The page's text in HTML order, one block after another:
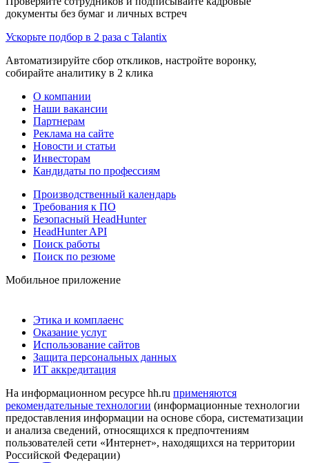
документы без бумаг и личных встреч
Ускорьте подбор в 2 раза с Talantix
Автоматизируйте сбор откликов, настройте воронку,
собирайте аналитику в 2 клика
О компании
Наши вакансии
Партнерам
Реклама на сайте
Новости и статьи
Инвесторам
Кандидаты по профессиям
Производственный календарь
Требования к ПО
Безопасный HeadHunter
HeadHunter API
Поиск работы
Поиск по резюме
Мобильное приложение
Этика и комплаенс
Оказание услуг
Использование сайтов
Защита персональных данных
ИТ аккредитация
На информационном ресурсе hh.ru применяются
рекомендательные технологии (информационные технологии
предоставления информации на основе сбора, систематизации
и анализа сведений, относящихся к предпочтениям
пользователей сети «Интернет», находящихся на территории
Российской Федерации)